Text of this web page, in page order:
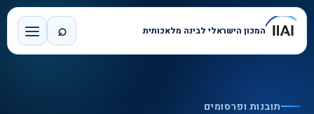
המכון הישראלי לבינה מלאכותית ⌕
תובנות ופרסומים